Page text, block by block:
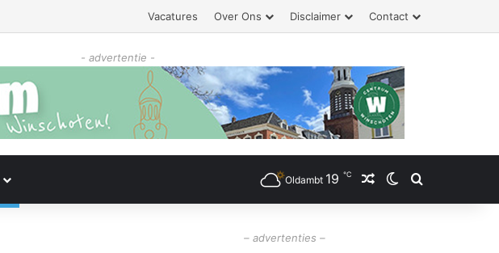
Vacatures Over Ons Disclaimer Contact
- advertentie -
Oldambt 19 ℃ Willekeurig artikel
Switch skin
Zoeken
– advertenties –